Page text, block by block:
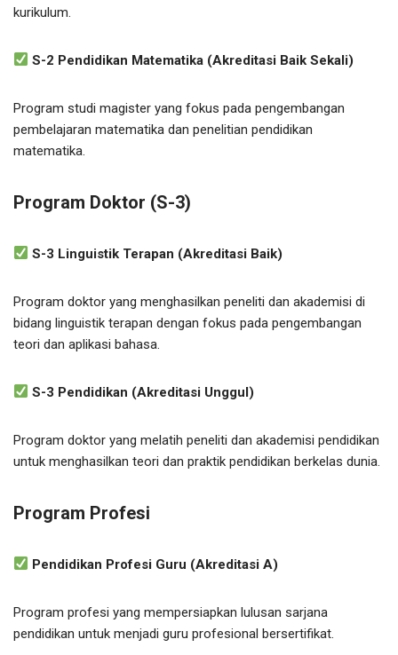
kurikulum.
S-2 Pendidikan Matematika (Akreditasi Baik Sekali)
Program studi magister yang fokus pada pengembangan
pembelajaran matematika dan penelitian pendidikan
matematika.
Program Doktor (S-3)
S-3 Linguistik Terapan (Akreditasi Baik)
Program doktor yang menghasilkan peneliti dan akademisi di
bidang linguistik terapan dengan fokus pada pengembangan
teori dan aplikasi bahasa.
S-3 Pendidikan (Akreditasi Unggul)
Program doktor yang melatih peneliti dan akademisi pendidikan
untuk menghasilkan teori dan praktik pendidikan berkelas dunia.
Program Profesi
Pendidikan Profesi Guru (Akreditasi A)
Program profesi yang mempersiapkan lulusan sarjana
pendidikan untuk menjadi guru profesional bersertifikat.